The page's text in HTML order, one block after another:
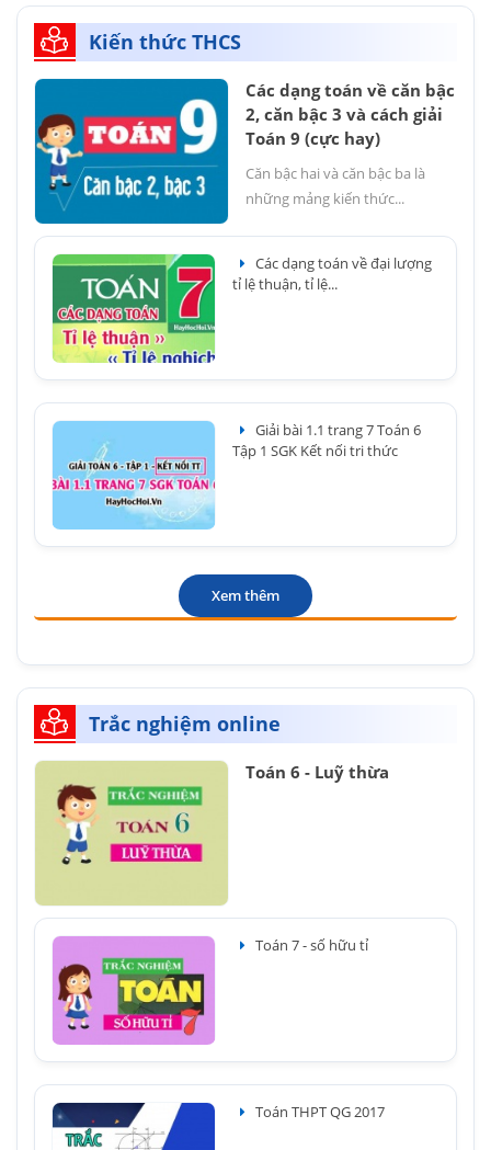
Kiến thức THCS
Các dạng toán về căn bậc
2, căn bậc 3 và cách giải
Toán 9 (cực hay)
Căn bậc hai và căn bậc ba là
những mảng kiến thức...
Các dạng toán về đại lượng
tỉ lệ thuận, tỉ lệ...
Giải bài 1.1 trang 7 Toán 6
Tập 1 SGK Kết nối tri thức
Xem thêm
Trắc nghiệm online
Toán 6 - Luỹ thừa
Toán 7 - số hữu tỉ
Toán THPT QG 2017